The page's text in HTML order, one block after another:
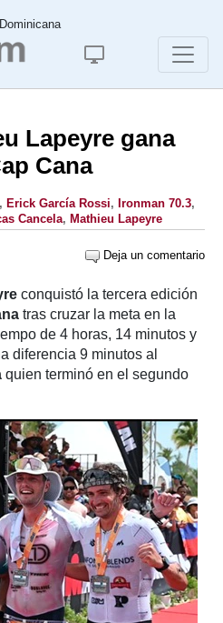
Lapeyre gana
Cana
, Erick García Rossi, Ironman 70.3,
Cancela, Mathieu Lapeyre
Deja un comentario
conquistó la tercera edición
tras cruzar la meta en la
de 4 horas, 14 minutos y
diferencia 9 minutos al
quien terminó en el segundo